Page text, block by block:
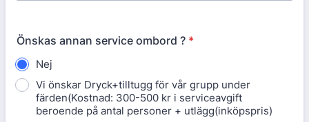
Önskas annan service ombord ? *
Nej
Vi önskar Dryck+tilltugg för vår grupp under
färden(Kostnad: 300-500 kr i serviceavgift
beroende på antal personer + utlägg(inköpspris)